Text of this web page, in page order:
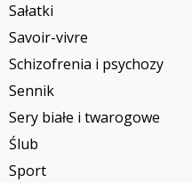
Sałatki
Savoir-vivre
Schizofrenia i psychozy
Sennik
Sery białe i twarogowe
Ślub
Sport